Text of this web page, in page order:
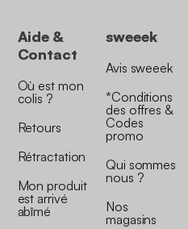
Aide &
Contact
Où est mon
colis ?
Retours
Rétractation
Mon produit
est arrivé
abîmé
sweeek
Avis sweeek
*Conditions
des offres &
Codes
promo
Qui sommes
nous ?
Nos
magasins